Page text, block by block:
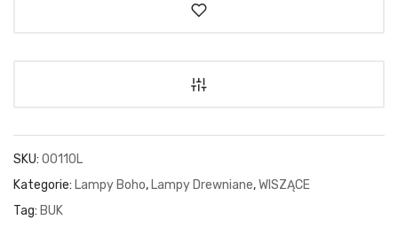
SKU: 00110L
Kategorie: Lampy Boho,Lampy Drewniane,WISZĄCE
Tag: BUK